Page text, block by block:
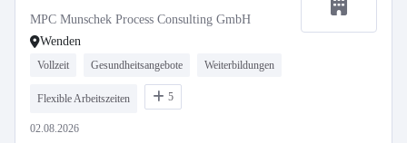
MPC Munschek Process Consulting GmbH
Wenden
Vollzeit Gesundheitsangebote Weiterbildungen
Flexible Arbeitszeiten 5
02.08.2026